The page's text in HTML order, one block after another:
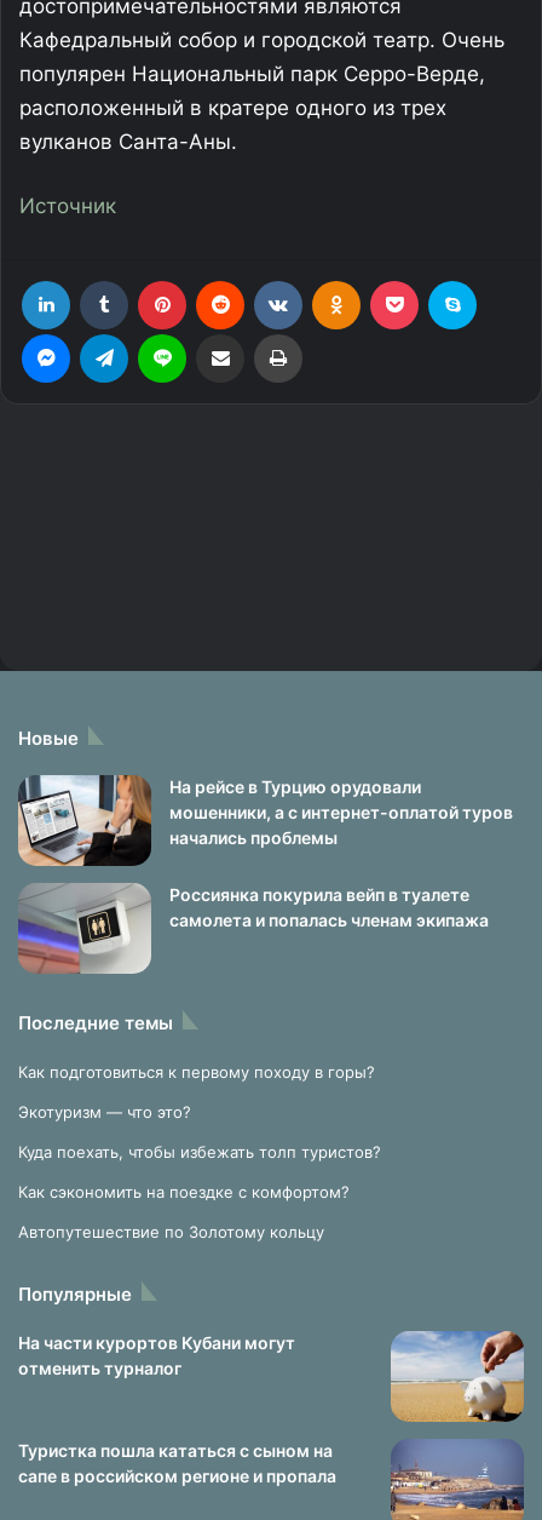
Новые
На рейсе в Турцию орудовали
мошенники, а с интернет-оплатой туров
начались проблемы
Россиянка покурила вейп в туалете
самолета и попалась членам экипажа
Последние темы
Как подготовиться к первому походу в горы?
Экотуризм — что это?
Куда поехать, чтобы избежать толп туристов?
Как сэкономить на поездке с комфортом?
Автопутешествие по Золотому кольцу
Популярные
На части курортов Кубани могут
отменить турналог
Туристка пошла кататься с сыном на
сапе в российском регионе и пропала